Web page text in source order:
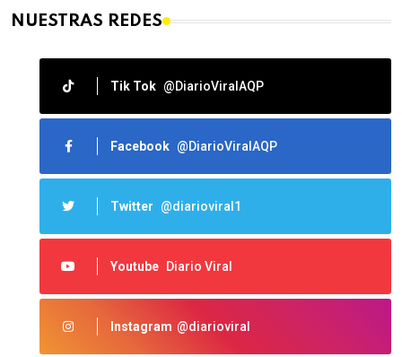
NUESTRAS REDES
Tik Tok @DiarioViralAQP
Facebook @DiarioViralAQP
Twitter @diarioviral1
Youtube Diario Viral
Instagram @diarioviral